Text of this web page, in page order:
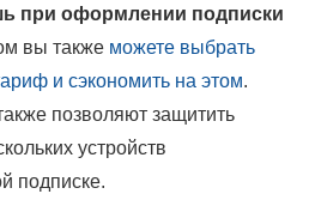
при оформлении подписки
вы также можете выбрать
и сэкономить на этом.
позволяют защитить
устройств
подписке.